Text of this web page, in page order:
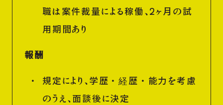
職は案件裁量による稼働、2ヶ月の試
用期間あり
報酬
規定により、学歴・経歴・能力を考慮
のうえ、面談後に決定